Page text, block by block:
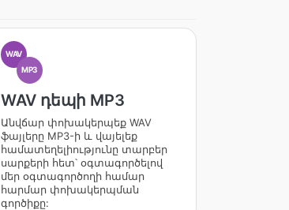
WAV
MP3
WAV դեպի MP3
Անվճար փոխակերպեք WAV
ֆայլերը MP3-ի և վայելեք
համատեղելիությունը տարբեր
սարքերի հետ՝ օգտագործելով
մեր օգտագործողի համար
հարմար փոխակերպման
գործիքը: